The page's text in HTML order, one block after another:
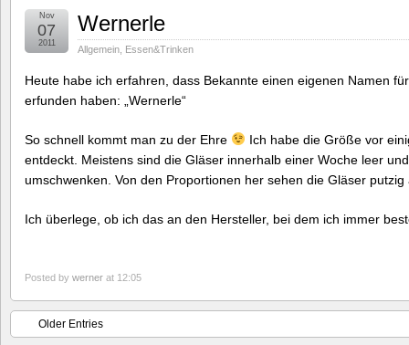
Wernerle
Allgemein Essen&Trinken
Nov
07
2011
Heute habe ich erfahren, dass Bekannte einen eigenen Namen
erfunden haben: „Wernerle“
So schnell kommt man zu der Ehre
Ich habe die Größe vor
entdeckt. Meistens sind die Gläser innerhalb einer Woche leer
umschwenken. Von den Proportionen her sehen die Gläser
Ich überlege, ob ich das an den Hersteller, bei dem ich immer
Posted by werner at 12:05
Older Entries